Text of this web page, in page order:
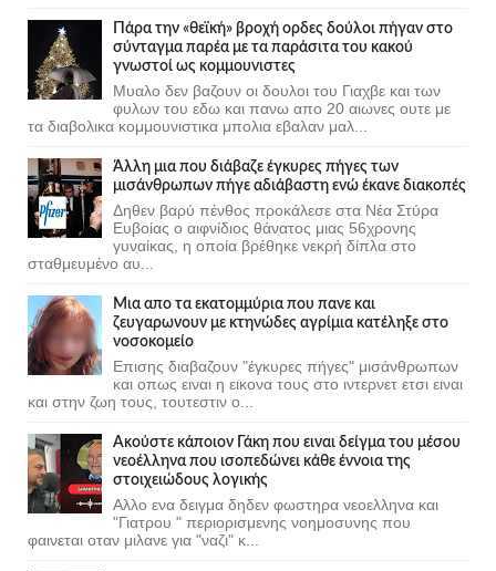
Πάρα την «θεϊκή» βροχή ορδες δούλοι πήγαν στο
σύνταγμα παρέα με τα παράσιτα του κακού
γνωστοί ως κομμουνιστες
Μυαλο δεν βαζουν οι δουλοι του Γιαχβε και των
φυλων του εδω και πανω απο 20 αιωνες ουτε με
τα διαβολικα κομμουνιστικα μπολια εβαλαν μαλ...
Άλλη μια που διάβαζε έγκυρες πήγες των
μισάνθρωπων πήγε αδιάβαστη ενώ έκανε διακοπές
Δηθεν βαρύ πένθος προκάλεσε στα Νέα Στύρα
Ευβοίας ο αιφνίδιος θάνατος μιας 56χρονης
γυναίκας, η οποία βρέθηκε νεκρή δίπλα στο
σταθμευμένο αυ...
Μια απο τα εκατομμύρια που πανε και
ζευγαρωνουν με κτηνώδες αγρίμια κατέληξε στο
νοσοκομείο
Επισης διαβαζουν "έγκυρες πήγες" μισάνθρωπων
και οπως ειναι η εικονα τους στο ιντερνετ ετσι ειναι
και στην ζωη τους, τουτεστιν ο...
Ακούστε κάποιον Γάκη που ειναι δείγμα του μέσου
νεοέλληνα που ισοπεδώνει κάθε έννοια της
στοιχειώδους λογικής
Αλλο ενα δειγμα δηδεν φωστηρα νεοελληνα και
"Γιατρου " περιορισμενης νοημοσυνης που
φαινεται οταν μιλανε για "ναζι" κ...